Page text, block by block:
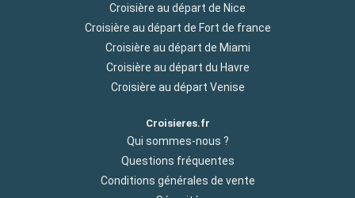
Croisière au départ de Nice
Croisière au départ de Fort de france
Croisière au départ de Miami
Croisière au départ du Havre
Croisière au départ Venise
Croisieres.fr
Qui sommes-nous ?
Questions fréquentes
Conditions générales de vente